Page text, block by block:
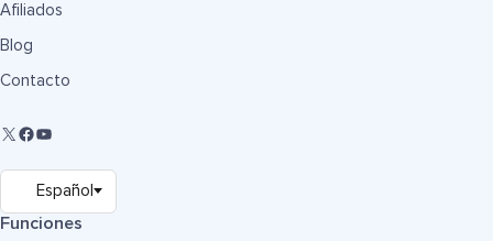
Afiliados
Blog
Contacto
Funciones